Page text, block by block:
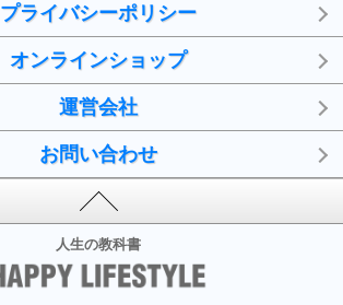
プライバシーポリシー
オンラインショップ
運営会社
お問い合わせ
人生の教科書